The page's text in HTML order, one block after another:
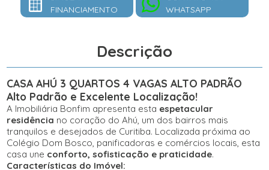
FINANCIAMENTO
WHATSAPP
Descrição
CASAAHÚ 3 QUARTOS 4 VAGASALTO PADRÃO
Alto Padrão e Excelente Localização!
A Imobiliária Bonfim apresenta esta espetacular
residência no coração do Ahú, um dos bairros mais
tranquilos e desejados de Curitiba. Localizada próxima ao
Colégio Dom Bosco, panificadoras e comércios locais, esta
casa une conforto, sofisticação e praticidade.
Características do Imóvel: